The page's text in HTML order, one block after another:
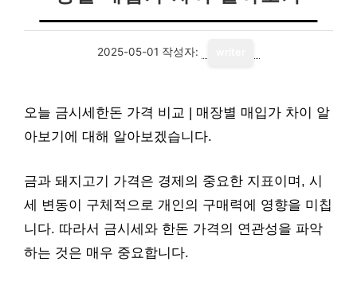
2025-05-01 작성자:
오늘 금시세한돈 가격 비교 | 매장별 매입가 차이 알
아보기에 대해 알아보겠습니다.
금과 돼지고기 가격은 경제의 중요한 지표이며, 시
세 변동이 구체적으로 개인의 구매력에 영향을 미칩
니다. 따라서 금시세와 한돈 가격의 연관성을 파악
하는 것은 매우 중요합니다.